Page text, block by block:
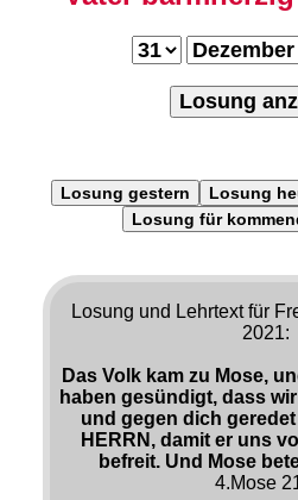
Losung
Losung gestern Losung
Losung für
Losung und Lehrtext für
2021:
Das Volk kam zu Mose,
haben gesündigt, dass
und gegen dich
HERRN, damit er uns
befreit. Und Mose
4.Mose